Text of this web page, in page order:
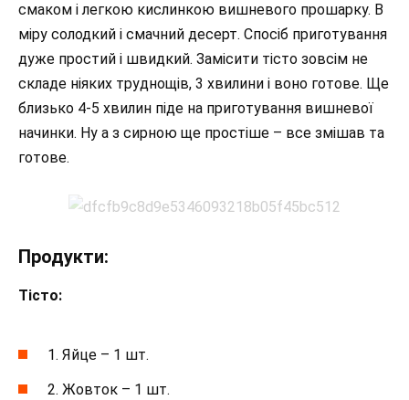
смаком і легкою кислинкою вишневого прошарку. В
міру солодкий і смачний десерт. Спосіб приготування
дуже простий і швидкий. Замісити тісто зовсім не
складе ніяких труднощів, 3 хвилини і воно готове. Ще
близько 4-5 хвилин піде на приготування вишневої
начинки. Ну а з сирною ще простіше – все змішав та
готове.
Продукти:
Тісто:
1. Яйце – 1 шт.
2. Жовток – 1 шт.